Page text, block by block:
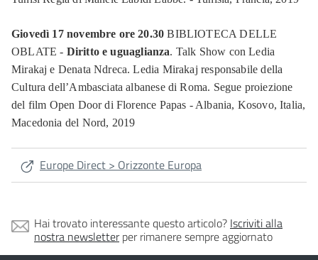
Giovedì 17 novembre ore 20.30 BIBLIOTECA DELLE
OBLATE - Diritto e uguaglianza. Talk Show con Ledia
Mirakaj e Denata Ndreca. Ledia Mirakaj responsabile della
Cultura dell’Ambasciata albanese di Roma. Segue proiezione
del film Open Door di Florence Papas - Albania, Kosovo, Italia,
Macedonia del Nord, 2019
Europe Direct > Orizzonte Europa
Hai trovato interessante questo articolo? Iscriviti alla
nostra newsletterper rimanere sempre aggiornato